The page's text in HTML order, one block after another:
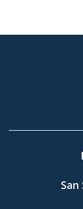
San